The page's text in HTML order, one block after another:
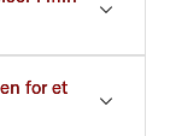
for et